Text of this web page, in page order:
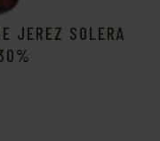
JEREZ SOLERA